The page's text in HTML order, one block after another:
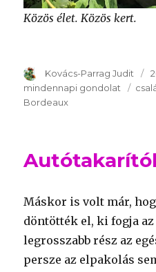
Közös élet. Közös kert.
Szerző
Kovács-Parrag Judit
mindennapi gondolat
Bordeaux
Máskor is volt már,
döntötték el, ki fogja
legrosszabb rész az
persze az elpakolás